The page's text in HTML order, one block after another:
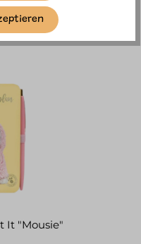
It "Mousie"